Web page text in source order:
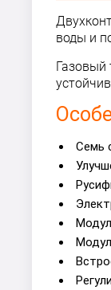
воды и
Газовый
Семь